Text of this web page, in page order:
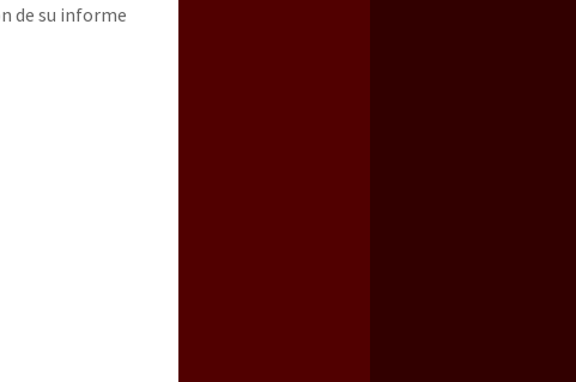
guerra contra el CIPOG-EZ
de su informe